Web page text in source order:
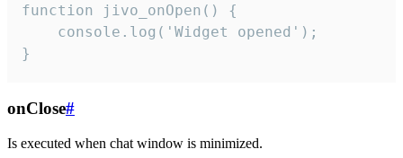
function jivo_onOpen() {
    console.log('Widget opened');
}
onClose#
Is executed when chat window is minimized.